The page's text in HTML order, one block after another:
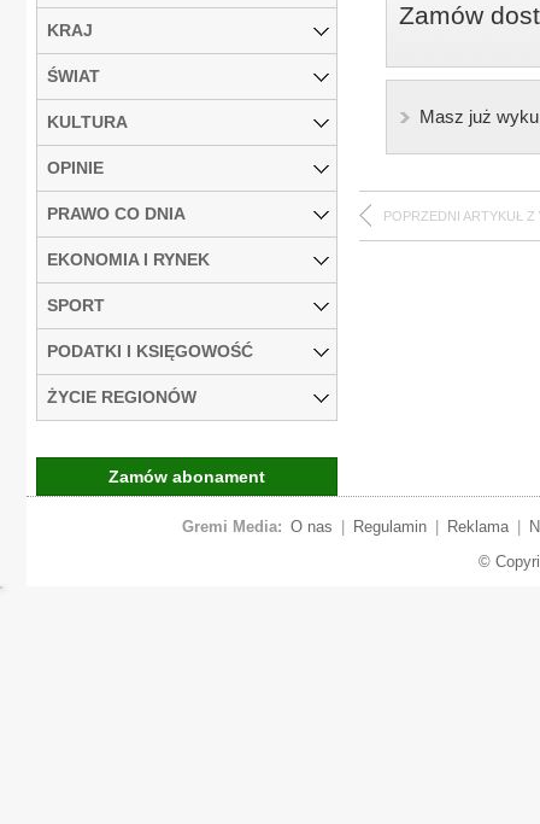
Zamów
Masz już
POPRZEDNI ARTYKUŁ Z
KRAJ
ŚWIAT
KULTURA
OPINIE
PRAWO CO DNIA
EKONOMIA I RYNEK
SPORT
PODATKI I KSIĘGOWOŚĆ
ŻYCIE REGIONÓW
Zamów abonament
Gremi Media: O nas Regulamin Reklama
©